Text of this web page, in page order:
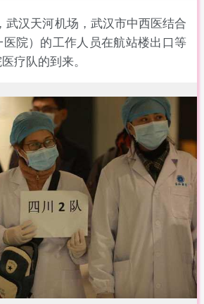
武汉天河机场，武汉市中西医结合
院）的工作人员在航站楼出口等
疗队的到来。